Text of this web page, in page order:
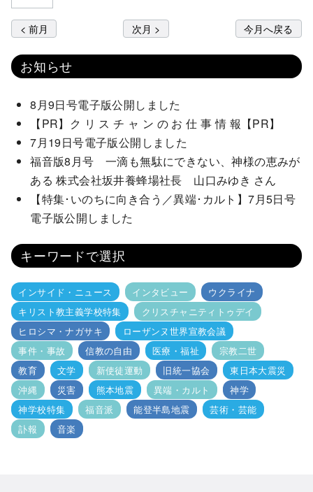
< 前月 次月 > 今月へ戻る
お知らせ
8月9日号電子版公開しました
【PR】ク リ ス チ ャ ン の お 仕 事 情 報【PR】
7月19日号電子版公開しました
福音版8月号 一滴も無駄にできない、神様の恵みが
ある 株式会社坂井養蜂場社長 山口みゆき さん
【特集･いのちに向き合う／異端･カルト】7月5日号
電子版公開しました
キーワードで選択
インサイド・ニュース インタビュー
ウクライナ
キリスト教主義学校特集
クリスチャニティトゥデイ
ヒロシマ・ナガサキ
ローザンヌ世界宣教会議
事件・事故
信教の自由 医療・福祉
宗教二世
教育
文学 新使徒運動 旧統一協会
東日本大震災
沖縄
災害 熊本地震 異端・カルト
神学
神学校特集
福音派 能登半島地震
芸術・芸能
訃報
音楽